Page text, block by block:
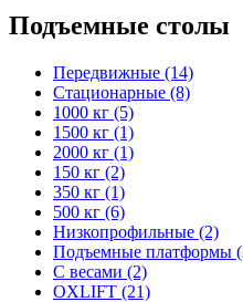
Подъемные столы
Передвижные (14)
Стационарные (8)
1000 кг (5)
1500 кг (1)
2000 кг (1)
150 кг (2)
350 кг (1)
500 кг (6)
Низкопрофильные (2)
Подъемные платформы
С весами (2)
OXLIFT (21)